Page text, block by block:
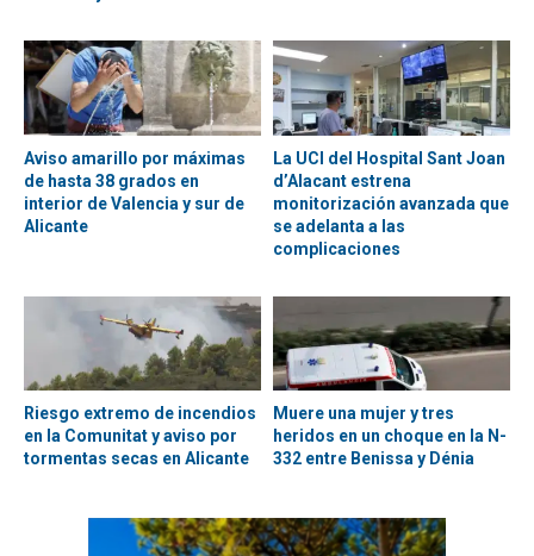
Aviso amarillo por máximas
de hasta 38 grados en
interior de Valencia y sur de
Alicante
La UCI del Hospital Sant Joan
d’Alacant estrena
monitorización avanzada que
se adelanta a las
complicaciones
Riesgo extremo de incendios
en la Comunitat y aviso por
tormentas secas en Alicante
Muere una mujer y tres
heridos en un choque en la N-
332 entre Benissa y Dénia